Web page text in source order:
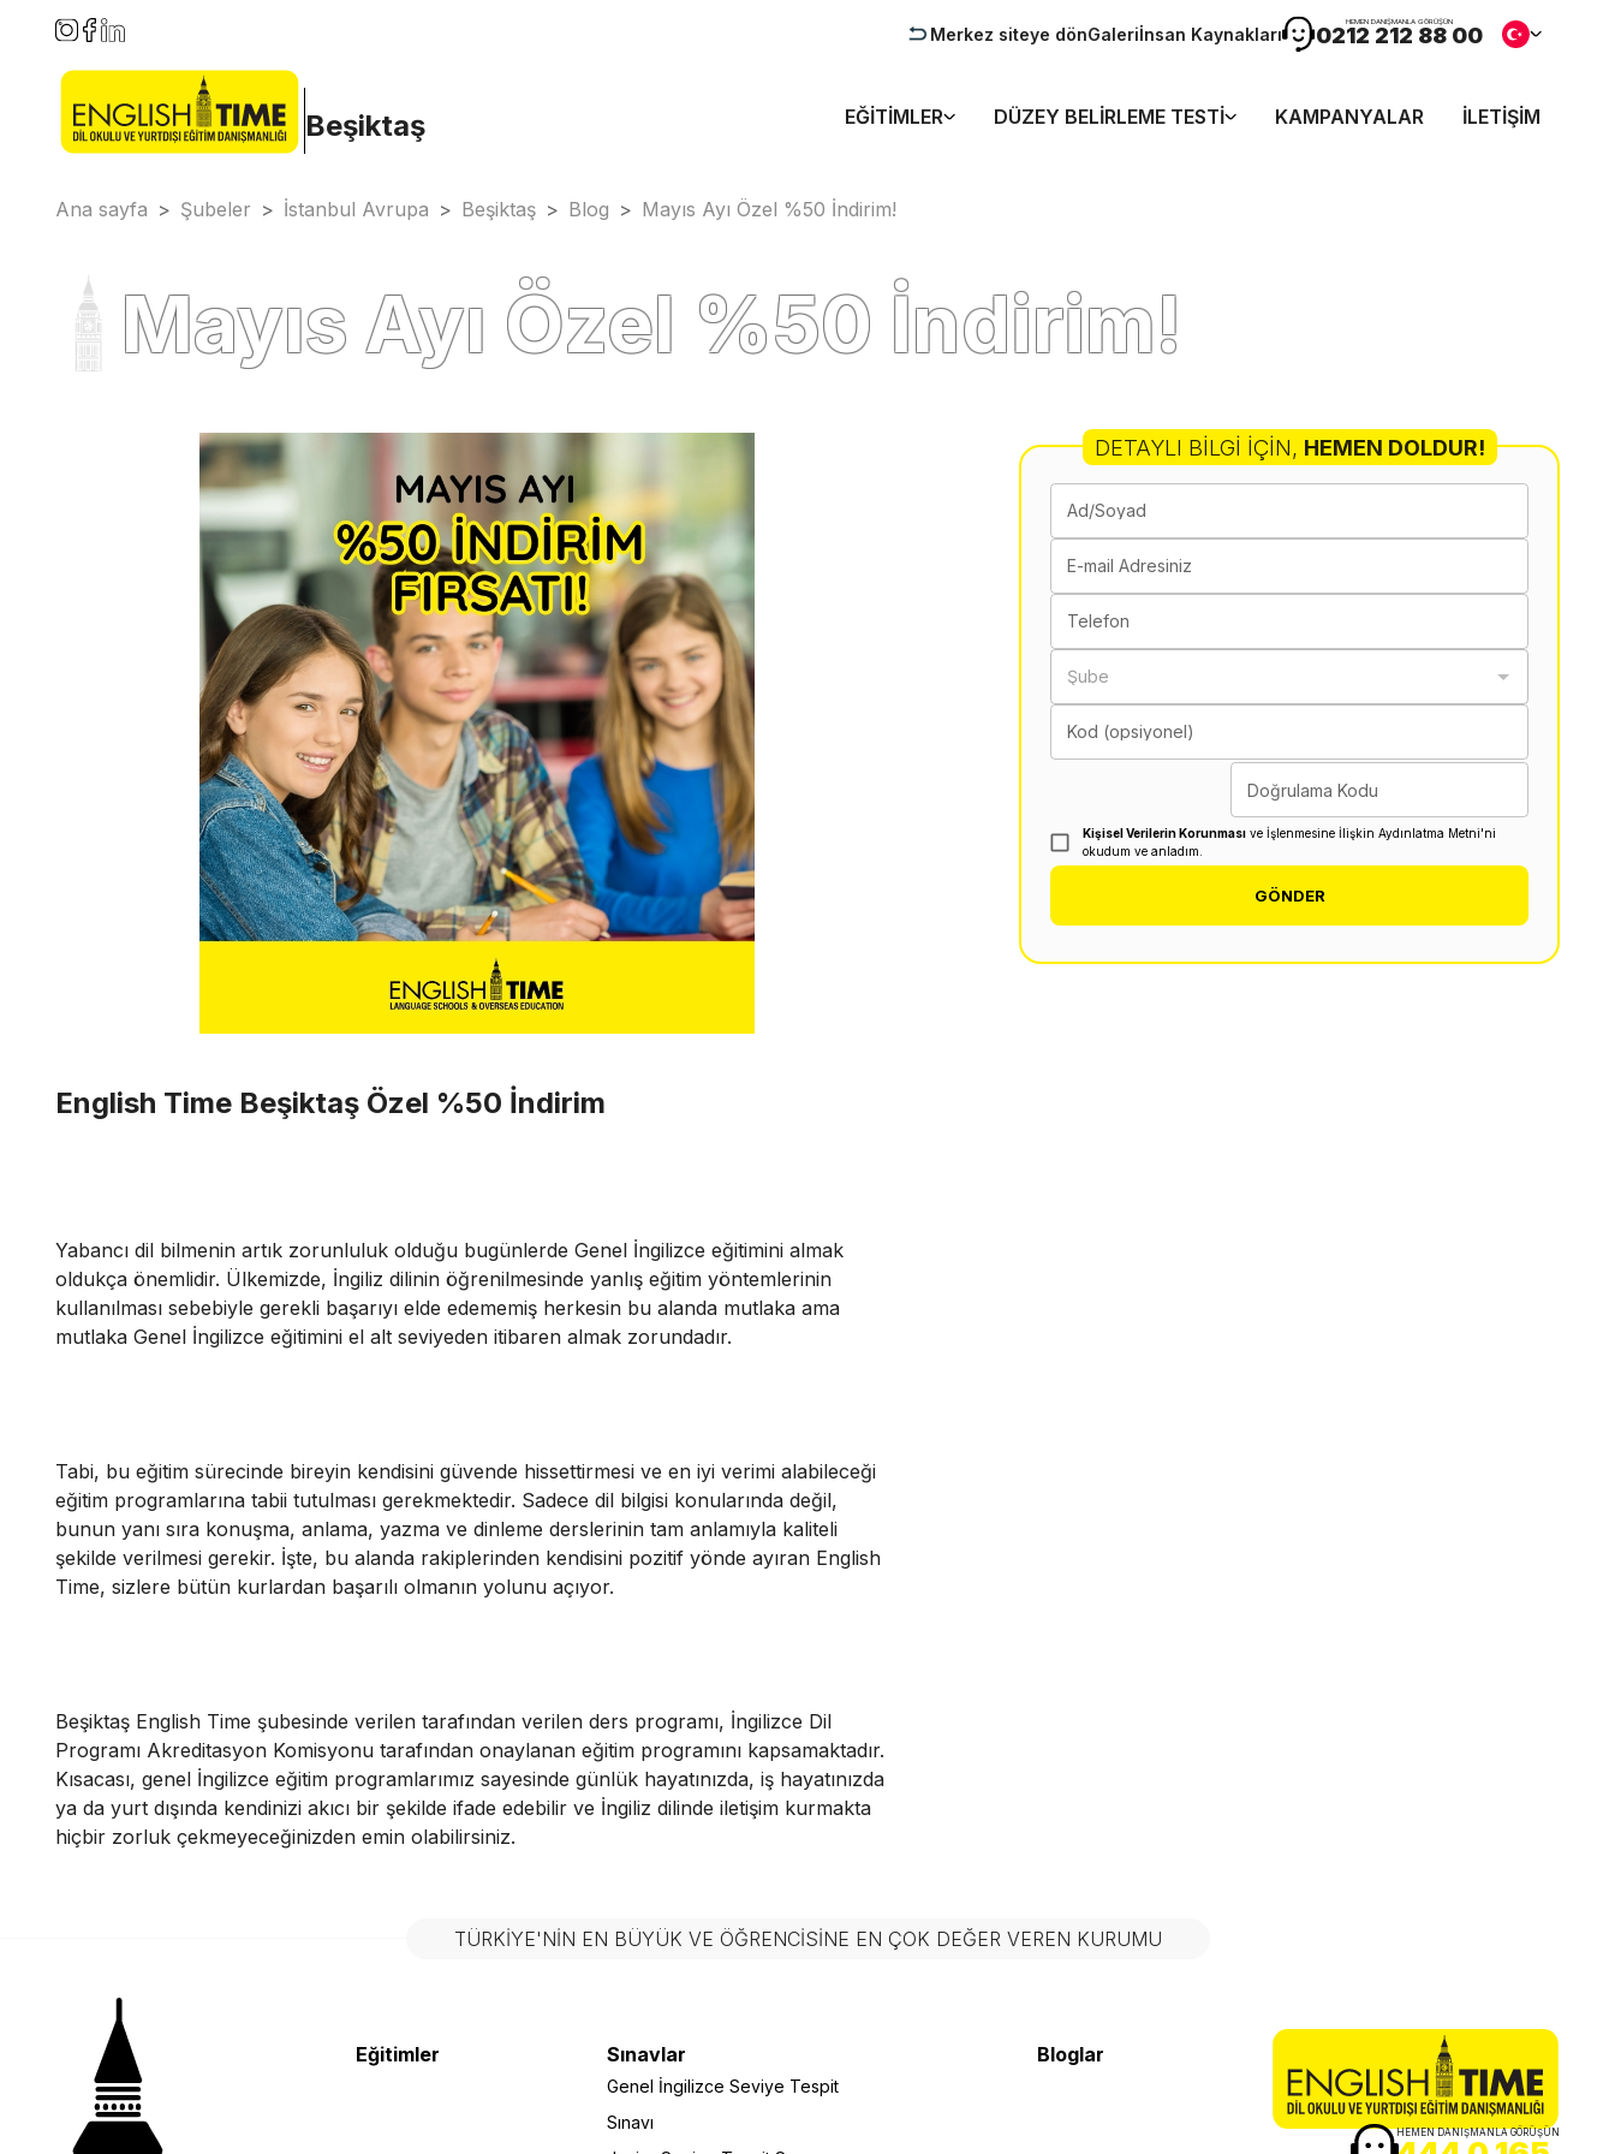
Merkez siteye dönGaleriİnsan Kaynakları
HEMEN DANIŞMANLA GÖRÜŞÜN
0212 212 88 00
Beşiktaş EĞITIMLER DÜZEY BELIRLEME TESTI KAMPANYALAR İLETIŞIM
Ana sayfa > Şubeler > İstanbul Avrupa > Beşiktaş > Blog > Mayıs Ayı Özel %50 İndirim!
Mayıs Ayı Özel %50 İndirim!
English Time Beşiktaş Özel %50 İndirim
Yabancı dil bilmenin artık zorunluluk olduğu bugünlerde Genel İngilizce eğitimini almak
oldukça önemlidir. Ülkemizde, İngiliz dilinin öğrenilmesinde yanlış eğitim yöntemlerinin
kullanılması sebebiyle gerekli başarıyı elde edememiş herkesin bu alanda mutlaka ama
mutlaka Genel İngilizce eğitimini el alt seviyeden itibaren almak zorundadır.
Tabi, bu eğitim sürecinde bireyin kendisini güvende hissettirmesi ve en iyi verimi alabileceği
eğitim programlarına tabii tutulması gerekmektedir. Sadece dil bilgisi konularında değil,
bunun yanı sıra konuşma, anlama, yazma ve dinleme derslerinin tam anlamıyla kaliteli
şekilde verilmesi gerekir. İşte, bu alanda rakiplerinden kendisini pozitif yönde ayıran English
Time, sizlere bütün kurlardan başarılı olmanın yolunu açıyor.
Beşiktaş English Time şubesinde verilen tarafından verilen ders programı, İngilizce Dil
Programı Akreditasyon Komisyonu tarafından onaylanan eğitim programını kapsamaktadır.
Kısacası, genel İngilizce eğitim programlarımız sayesinde günlük hayatınızda, iş hayatınızda
ya da yurt dışında kendinizi akıcı bir şekilde ifade edebilir ve İngiliz dilinde iletişim kurmakta
hiçbir zorluk çekmeyeceğinizden emin olabilirsiniz.
DETAYLI BILGI İÇIN, HEMEN DOLDUR!
Ad/Soyad
E-mail Adresiniz
Telefon
Şube
Kod (opsiyonel)
Doğrulama Kodu
Kişisel Verilerin Korunması ve İşlenmesine İlişkin Aydınlatma Metni'ni
okudum ve anladım.
GÖNDER
TÜRKIYE'NIN EN BÜYÜK VE ÖĞRENCISINE EN ÇOK DEĞER VEREN KURUMU
Eğitimler Sınavlar
Genel İngilizce Seviye Tespit
Sınavı
Bloglar
HEMEN DANIŞMANLA GÖRÜŞÜN